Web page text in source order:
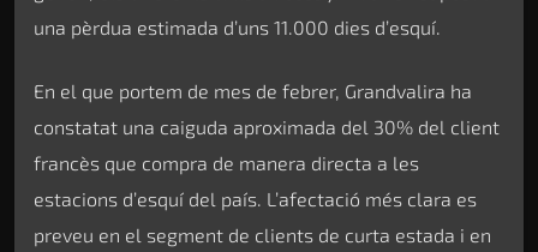
una pèrdua estimada d’uns 11.000 dies d’esquí.
En el que portem de mes de febrer, Grandvalira ha
constatat una caiguda aproximada del 30% del client
francès que compra de manera directa a les
estacions d’esquí del país. L’afectació més clara es
preveu en el segment de clients de curta estada i en